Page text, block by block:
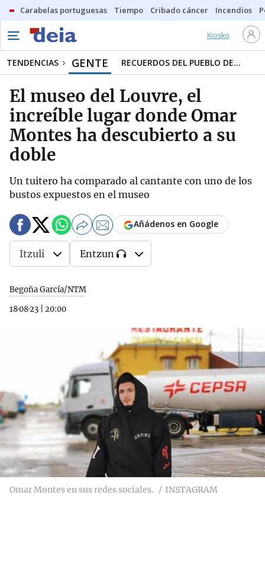
Carabelas portuguesas Tiempo Cribado cáncer Incendios
Kiosko
TENDENCIAS GENTE RECUERDOS DEL PUEBLO DE...
El museo del Louvre, el
increíble lugar donde Omar
Montes ha descubierto a su
doble
Un tuitero ha comparado al cantante con uno de los
bustos expuestos en el museo
Begoña García/NTM
18·08·23
20:00
Añádenos en Google
Itzuli Entzun
Omar Montes en sus redes sociales. INSTAGRAM